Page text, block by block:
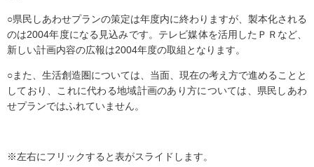
○県民しあわせプランの策定は年度内に終わりますが、製本化される
のは2004年度になる見込みです。テレビ媒体を活用したＰＲなど、
新しい計画内容の広報は2004年度の取組となります。
○また、生活創造圏については、当面、現在の考え方で進めることと
しており、これに代わる地域計画のあり方については、県民しあわ
せプランではふれていません。
※左右にフリックすると表がスライドします。